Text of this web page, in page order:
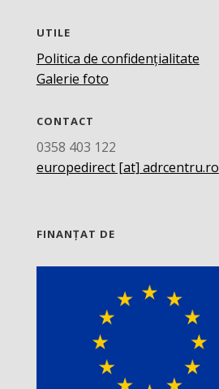
UTILE
Politica de confidențialitate
Galerie foto
CONTACT
0358 403 122
europedirect [at] adrcentru.ro
FINANȚAT DE